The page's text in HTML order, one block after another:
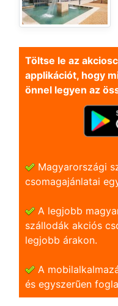
Töltse le az
applikációt, hogy
önnel legyen az
Magyarországi
csomagajánlatai
A legjobb
szállodák akciós
legjobb árakon.
A
és egyszerũen